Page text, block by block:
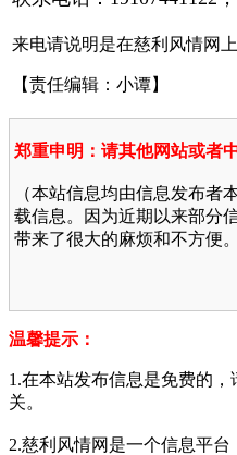
来电请说明是在慈利风情网
【责任编辑：小谭】
郑重申明：请其他网站或者
（本站信息均由信息发布
载信息。因为近期以来部分
带来了很大的麻烦和不方便。
温馨提示：
1.在本站发布信息是免费的
关。
2.慈利风情网是一个信息平